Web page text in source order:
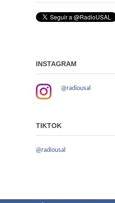
INSTAGRAM
@radiousal
TIKTOK
@radiousal